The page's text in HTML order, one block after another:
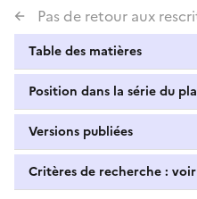
Pas de retour aux
Table des matières
Position dans la série du
Versions publiées
Critères de recherche :